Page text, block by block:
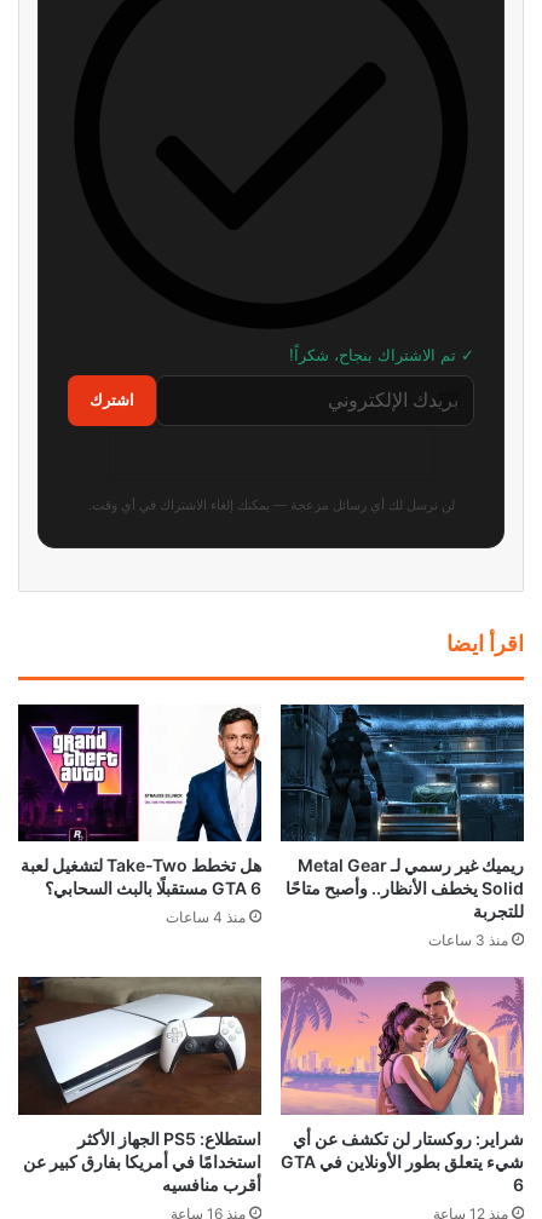
✓ تم الاشتراك بنجاح، شكراً!
اشترك
لن نرسل لك أي رسائل مزعجة — يمكنك إلغاء الاشتراك في أي وقت.
اقرأ ايضا
ريميك غير رسمي لـ Metal Gear
Solid يخطف الأنظار.. وأصبح متاحًا
للتجربة
منذ 3 ساعات
هل تخطط Take-Two لتشغيل لعبة
GTA 6 مستقبلًا بالبث السحابي؟
منذ 4 ساعات
شراير: روكستار لن تكشف عن أي
شيء يتعلق بطور الأونلاين في GTA
6
منذ 12 ساعة
استطلاع: PS5 الجهاز الأكثر
استخدامًا في أمريكا بفارق كبير عن
أقرب منافسيه
منذ 16 ساعة